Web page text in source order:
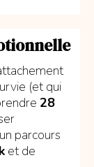
(et qui
28
parcours
et de